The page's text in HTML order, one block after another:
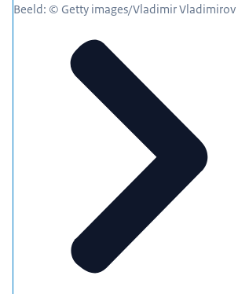
Beeld: © Getty images/Vladimir Vladimirov